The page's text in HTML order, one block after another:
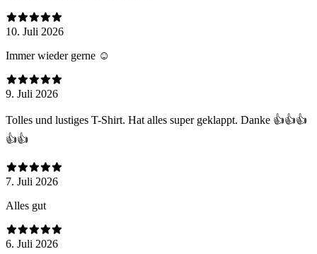
10. Juli 2026
Immer wieder gerne ☺️
9. Juli 2026
Tolles und lustiges T-Shirt. Hat alles super geklappt. Danke 👍👍👍
👍👍
7. Juli 2026
Alles gut
6. Juli 2026